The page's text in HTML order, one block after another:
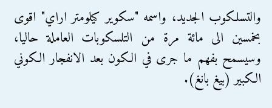
والتسلكوب الجديد، واسمه "سكوير كيلومتر اراي" اقوى
بخمسين الى مائة مرة من التلسكوبات العاملة حاليا،
وسيسمح بفهم ما جرى في الكون بعد الانفجار الكوني
الكبير (بيغ بانغ).